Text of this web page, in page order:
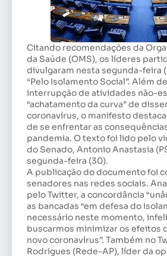
Citando recomendações da
da Saúde (OMS), os líderes
divulgaram nesta segunda-feira
“Pelo Isolamento Social”. Além
interrupção de atividades não-
“achatamento da curva” de
coronavírus, o manifesto
de se enfrentar as
pandemia. O texto foi lido pelo
do Senado, Antonio Anastasia
segunda-feira (30).
A publicação do documento foi
senadores nas redes sociais.
pelo Twitter, a concordância
as bancadas “em defesa do
necessário neste momento,
buscarmos minimizar os efeitos
novo coronavírus”. Também no
Rodrigues (Rede-AP), líder da